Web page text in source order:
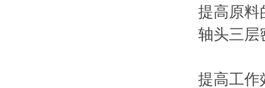
提高原料
轴头三层
提高工作